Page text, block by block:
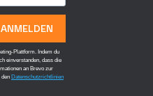
ANMELDEN
Plattform. Indem du
einverstanden, dass die
an Brevo zur
den Datenschutzrichtlinien